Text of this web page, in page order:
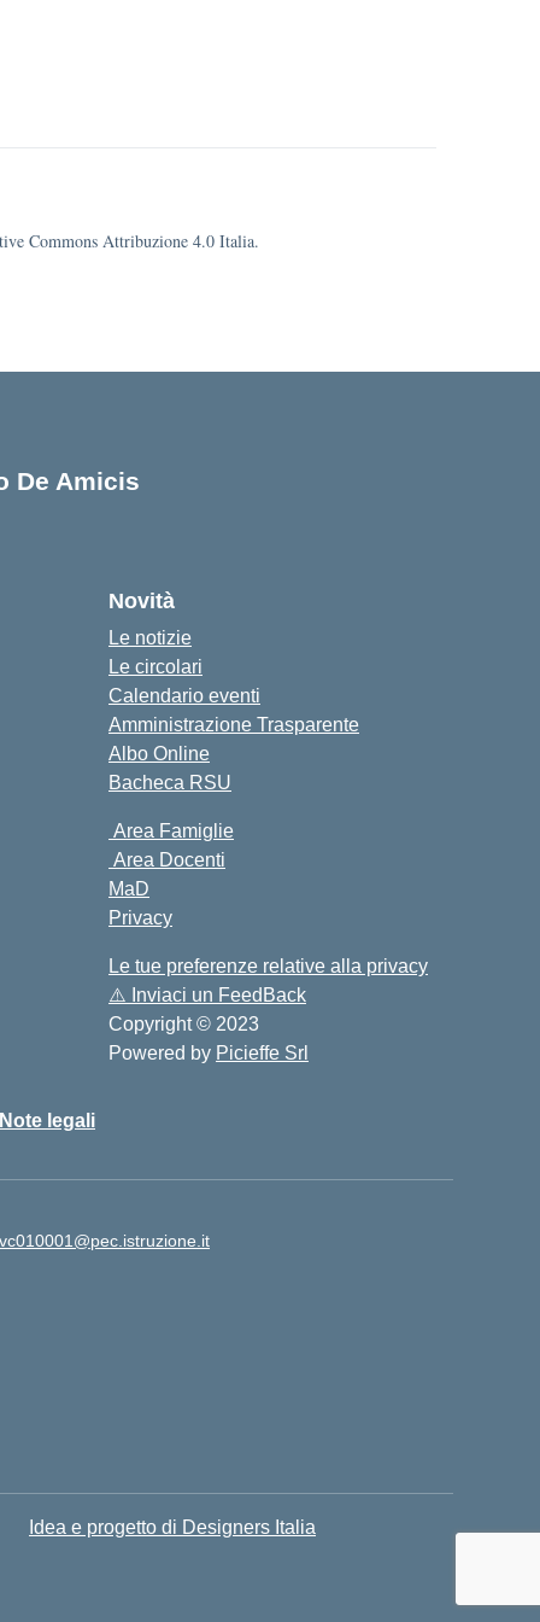
Commons Attribuzione 4.0 Italia.
De Amicis
Novità
Le notizie
Le circolari
Calendario eventi
Amministrazione Trasparente
Albo Online
Bacheca RSU
Area Famiglie
Area Docenti
MaD
Privacy
Le tue preferenze relative alla privacy
⚠️ Inviaci un FeedBack
Copyright © 2023
Powered by Picieffe Srl
Note legali
Idea e progetto di Designers Italia